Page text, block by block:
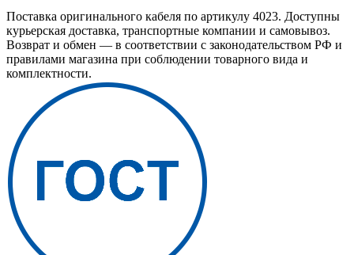
Поставка оригинального кабеля по артикулу 4023. Доступны
курьерская доставка, транспортные компании и самовывоз.
Возврат и обмен — в соответствии с законодательством РФ и
правилами магазина при соблюдении товарного вида и
комплектности.